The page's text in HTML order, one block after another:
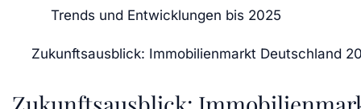
Trends und Entwicklungen bis 2025
Zukunftsausblick: Immobilienmarkt Deutschland